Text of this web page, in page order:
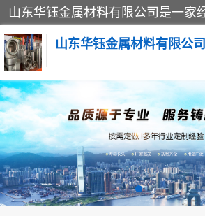
山东华钰金属材料有限公司
不锈钢管 激光
管件标准件 不锈
不锈钢人孔 不锈